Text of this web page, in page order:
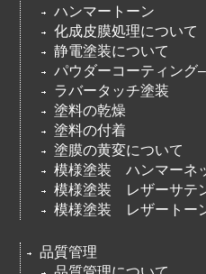
ハンマートーン
化成皮膜処理について
静電塗装について
パウダーコーティング
ラバータッチ塗装
塗料の乾燥
塗料の付着
塗膜の黄変について
模様塗装 ハンマーネ
模様塗装 レザーサテ
模様塗装 レザートー
品質管理